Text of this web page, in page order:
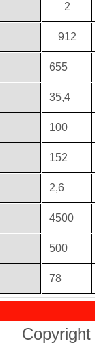
2
912
655
35,4
100
152
2,6
4500
500
78